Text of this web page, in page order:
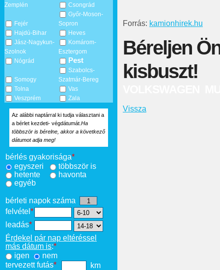
Zemplén
Csongrád
Fejér
Győr-Moson-
Sopron
Hajdú-Bihar
Heves
Jász-Nagykun-
Szolnok
Komárom-
Esztergom
Nógrád
Pest
Somogy
Szabolcs-
Szatmár-Bereg
Tolna
Vas
Veszprém
Zala
Az alábbi naptárral ki tudja választani a
a bérlet kezdeti- végdátumát. Ha
többször is bérelne, akkor a következő
dátumot adja meg!
bérlés gyakorisága*
egyszeri
többször is
hetente
havonta
egyéb
bérleti napok száma
felvétel *
leadás*
Érdekel pár nap eltéréssel
más dátum is:*
igen
nem
tervezett futás*
km
Forrás: kamionhirek.hu
Béreljen
kisbuszt!
Vissza